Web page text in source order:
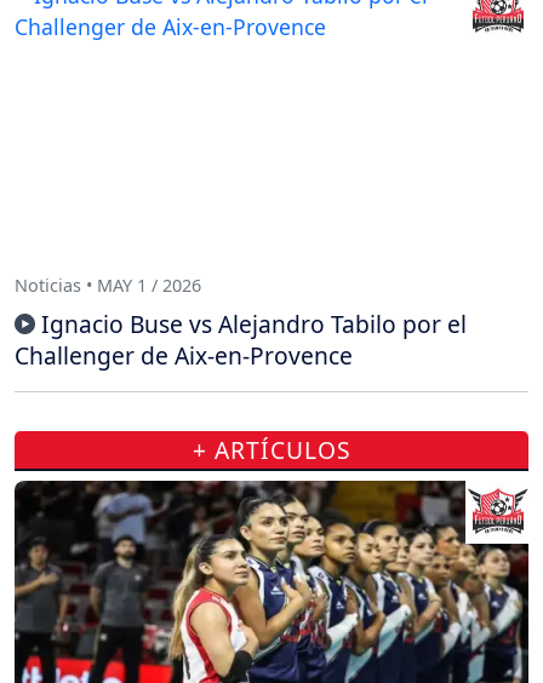
Noticias • MAY 1 / 2026
Ignacio Buse vs Alejandro Tabilo por el
Challenger de Aix-en-Provence
+ ARTÍCULOS